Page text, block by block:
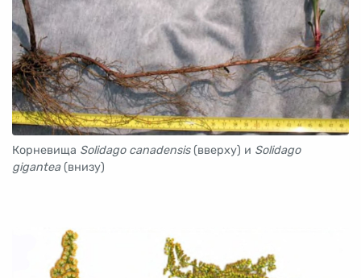
Корневища Solidago сanadensis(вверху) и Solidago
gigantea(внизу)